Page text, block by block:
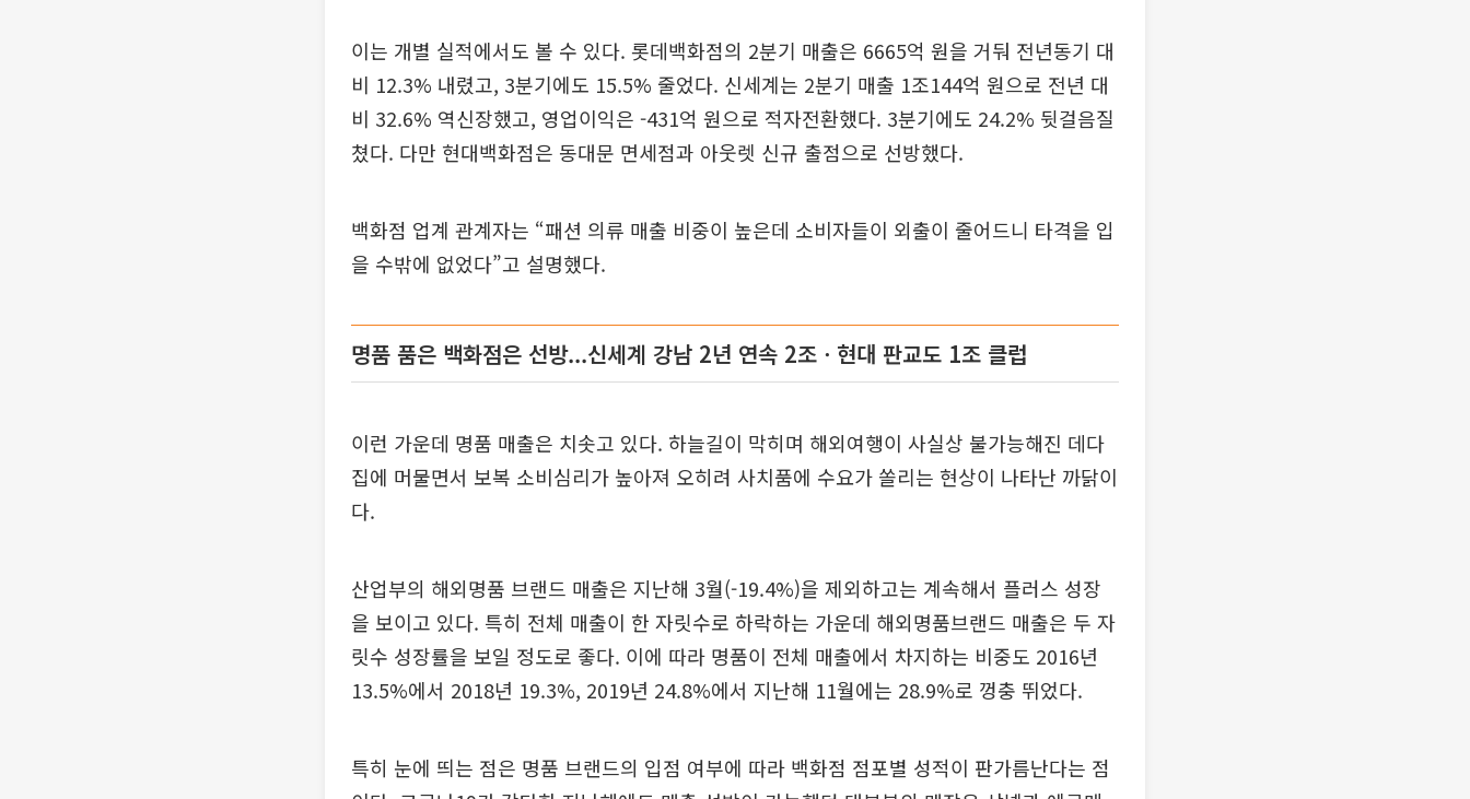
이는 개별 실적에서도 볼 수 있다. 롯데백화점의 2분기 매출은 6665억 원을 거둬 전년동기 대
비 12.3% 내렸고, 3분기에도 15.5% 줄었다. 신세계는 2분기 매출 1조144억 원으로 전년 대
비 32.6% 역신장했고, 영업이익은 -431억 원으로 적자전환했다. 3분기에도 24.2% 뒷걸음질
쳤다. 다만 현대백화점은 동대문 면세점과 아웃렛 신규 출점으로 선방했다.
백화점 업계 관계자는 “패션 의류 매출 비중이 높은데 소비자들이 외출이 줄어드니 타격을 입
을 수밖에 없었다”고 설명했다.
명품 품은 백화점은 선방...신세계 강남 2년 연속 2조ㆍ현대 판교도 1조 클럽
이런 가운데 명품 매출은 치솟고 있다. 하늘길이 막히며 해외여행이 사실상 불가능해진 데다
집에 머물면서 보복 소비심리가 높아져 오히려 사치품에 수요가 쏠리는 현상이 나타난 까닭이
다.
산업부의 해외명품 브랜드 매출은 지난해 3월(-19.4%)을 제외하고는 계속해서 플러스 성장
을 보이고 있다. 특히 전체 매출이 한 자릿수로 하락하는 가운데 해외명품브랜드 매출은 두 자
릿수 성장률을 보일 정도로 좋다. 이에 따라 명품이 전체 매출에서 차지하는 비중도 2016년
13.5%에서 2018년 19.3%, 2019년 24.8%에서 지난해 11월에는 28.9%로 껑충 뛰었다.
특히 눈에 띄는 점은 명품 브랜드의 입점 여부에 따라 백화점 점포별 성적이 판가름난다는 점